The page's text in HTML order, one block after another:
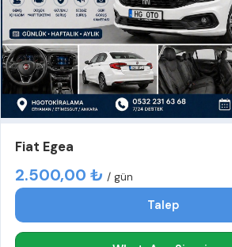
Fiat Egea
2.500,00 ₺ / gün
Talep